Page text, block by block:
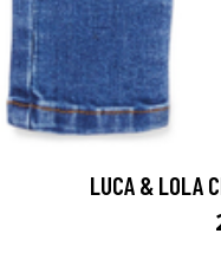
LUCA & LOLA